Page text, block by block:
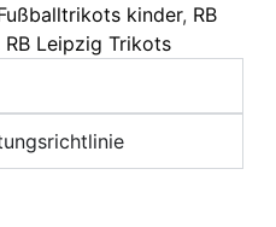
kinder, RB
RB Leipzig Trikots